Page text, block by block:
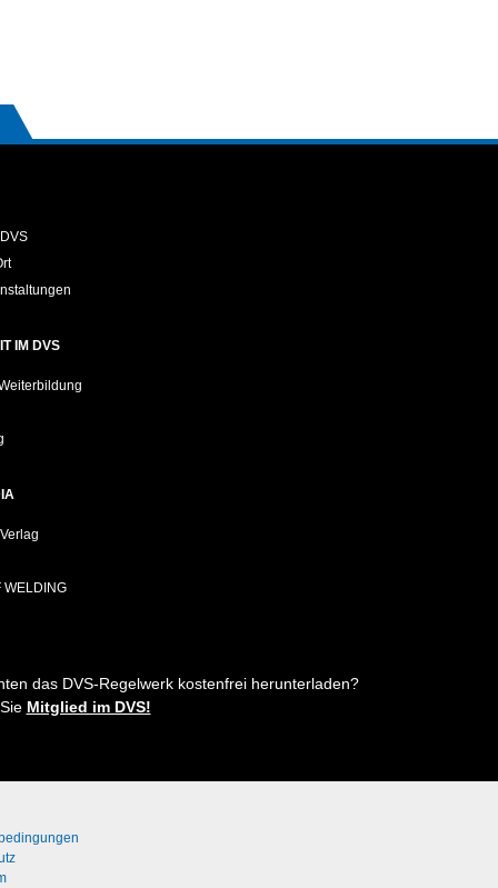
IM DVS
WELDING
das DVS-Regelwerk kostenfrei herunterladen?
Mitglied im DVS!